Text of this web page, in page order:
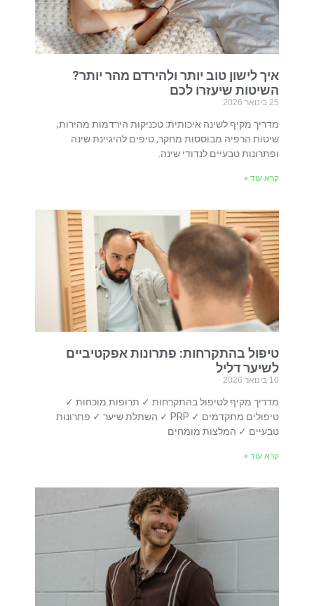
איך לישון טוב יותר ולהירדם מהר יותר?
השיטות שיעזרו לכם
25 בינואר 2026
מדריך מקיף לשינה איכותית: טכניקות הירדמות מהירות,
שיטות הרפיה מבוססות מחקר, טיפים להיגיינת שינה
ופתרונות טבעיים לנדודי שינה.
קרא עוד »
טיפול בהתקרחות: פתרונות אפקטיביים
לשיער דליל
10 בינואר 2026
מדריך מקיף לטיפול בהתקרחות ✓ תרופות מוכחות ✓
טיפולים מתקדמים ✓ PRP ✓ השתלת שיער ✓ פתרונות
טבעיים ✓ המלצות מומחים
קרא עוד »